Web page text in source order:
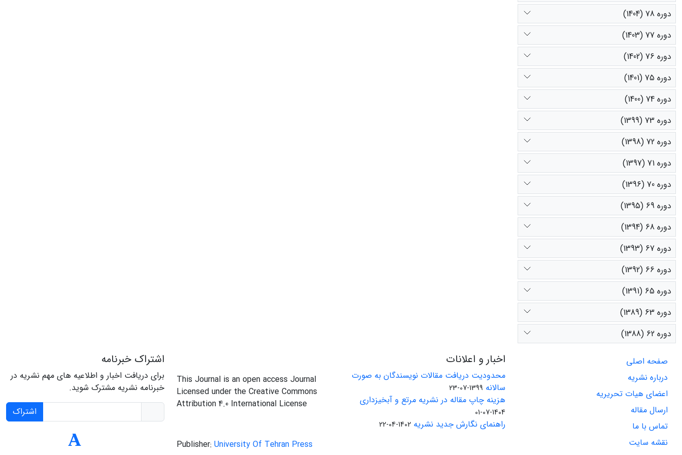
دوره 78 (1404)
دوره 77 (1403)
دوره 76 (1402)
دوره 75 (1401)
دوره 74 (1400)
دوره 73 (1399)
دوره 72 (1398)
دوره 71 (1397)
دوره 70 (1396)
دوره 69 (1395)
دوره 68 (1394)
دوره 67 (1393)
دوره 66 (1392)
دوره 65 (1391)
دوره 63 (1389)
دوره 62 (1388)
صفحه اصلی
درباره نشریه
اعضای هیات تحریریه
ارسال مقاله
تماس با ما
نقشه سایت
اخبار و اعلانات
محدودیت دریافت مقالات نویسندگان به صورت
سالانه 1399-07-23
هزینه چاپ مقاله در نشریه مرتع و آبخیزداری
1404-07-01
راهنمای نگارش جدید نشریه 1402-04-22
This Journal is an open access Journal
Licensed under the Creative Commons
Attribution 4.0 International License
Publisher: University Of Tehran Press
اشتراک خبرنامه
برای دریافت اخبار و اطلاعیه های مهم نشریه در
خبرنامه نشریه مشترک شوید.
اشتراک